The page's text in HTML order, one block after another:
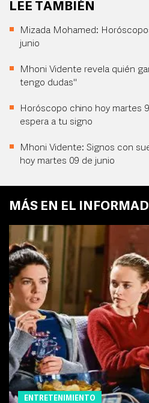
LEE TAMBIÉN
Mizada Mohamed:
junio
Mhoni Vidente revela quién
tengo dudas"
Horóscopo chino hoy martes
espera a tu signo
Mhoni Vidente: Signos con
hoy martes 09 de junio
MÁS EN EL
ENTRETENIMIENTO